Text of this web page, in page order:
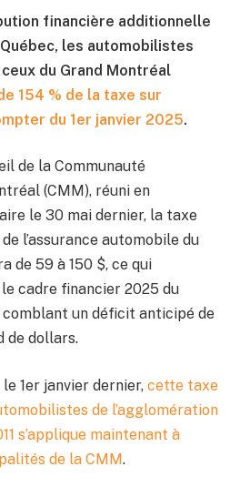
financière additionnelle
les automobilistes
du Grand Montréal
154 % de la taxe sur
du 1er janvier 2025.
de la Communauté
(CMM), réuni en
le 30 mai dernier, la taxe
l’assurance automobile du
de 59 à 150 $, ce qui
cadre financier 2025 du
un déficit anticipé de
de dollars.
1er janvier dernier, cette taxe
de l’agglomération
s’applique maintenant à
de la CMM.